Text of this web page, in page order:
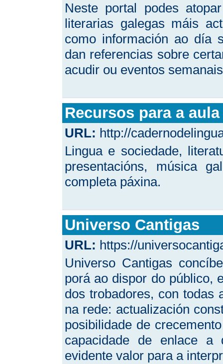
Neste portal podes
literarias galegas máis
como información ao día
dan referencias sobre
acudir ou eventos
Recursos para a aula
URL: http://
Lingua e sociedade,
presentacións, música
completa páxina.
Universo Cantigas
URL: https://
Universo Cantigas
porá ao dispor do público,
dos trobadores, con todas
na rede: actualización
posibilidade de
capacidade de enlace a
evidente valor para a